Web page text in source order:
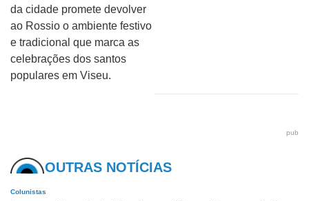
da cidade promete devolver
ao Rossio o ambiente festivo
e tradicional que marca as
celebrações dos santos
populares em Viseu.
pub
OUTRAS NOTÍCIAS
Colunistas